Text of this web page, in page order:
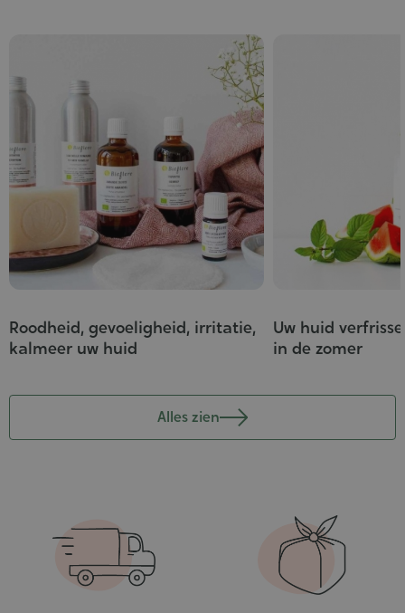
Roodheid, gevoeligheid, irritatie,
kalmeer uw huid
Uw huid
in de zomer
Alles zien